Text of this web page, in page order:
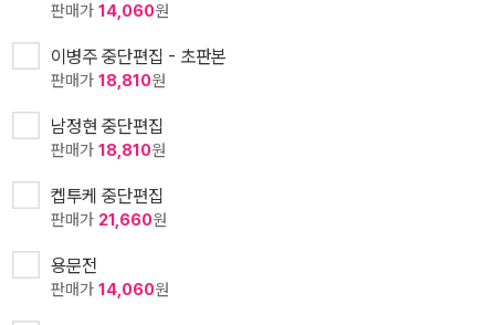
판매가 14,060원
이병주 중단편집 - 초판본
판매가 18,810원
남정현 중단편집
판매가 18,810원
켑투케 중단편집
판매가 21,660원
용문전
판매가 14,060원